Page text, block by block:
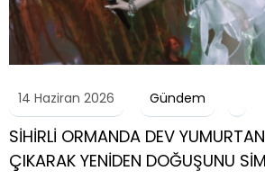
14 Haziran 2026 Gündem
SİHİRLİ ORMANDA DEV
ÇIKARAK YENİDEN DOĞUŞUNU